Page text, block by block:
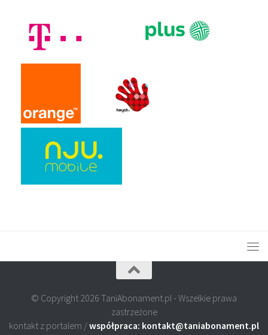
© Copyright 2026 TaniAbonament.pl - Wszelkie prawa
zastrzeżone
kontakt z portalem /współpraca: kontakt@taniabonament.pl